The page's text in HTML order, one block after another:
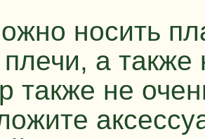
носить
плечи, а
также не